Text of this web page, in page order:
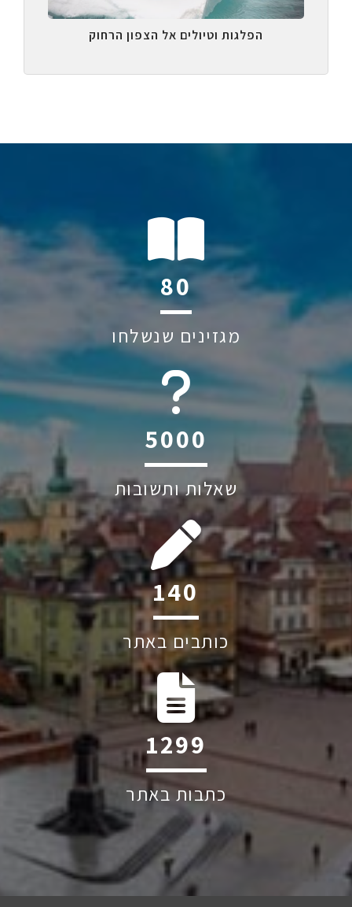
הפלגות וטיולים אל הצפון הרחוק
110
מגזינים שנשלחו
6045
שאלות ותשובות
193
כותבים באתר
1798
כתבות באתר